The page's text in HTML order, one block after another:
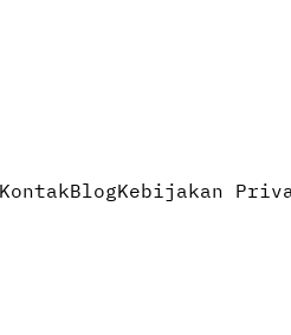
KontakBlogKebijakan